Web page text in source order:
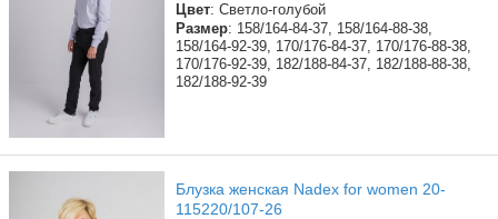
Цвет: Светло-голубой
Размер: 158/164-84-37, 158/164-88-38,
158/164-92-39, 170/176-84-37, 170/176-88-38,
170/176-92-39, 182/188-84-37, 182/188-88-38,
182/188-92-39
Блузка женская Nadex for women 20-
115220/107-26